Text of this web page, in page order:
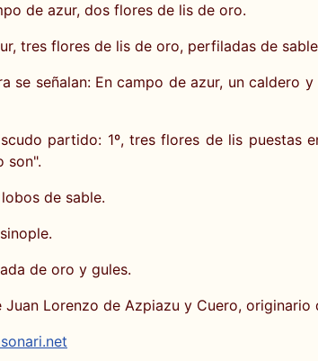
de azur, dos flores de lis de oro.
tres flores de lis de oro, perfiladas de
se señalan: En campo de azur, un caldero
partido: 1º, tres flores de lis puestas
son".
de sable.
de oro y gules.
Lorenzo de Azpiazu y Cuero,